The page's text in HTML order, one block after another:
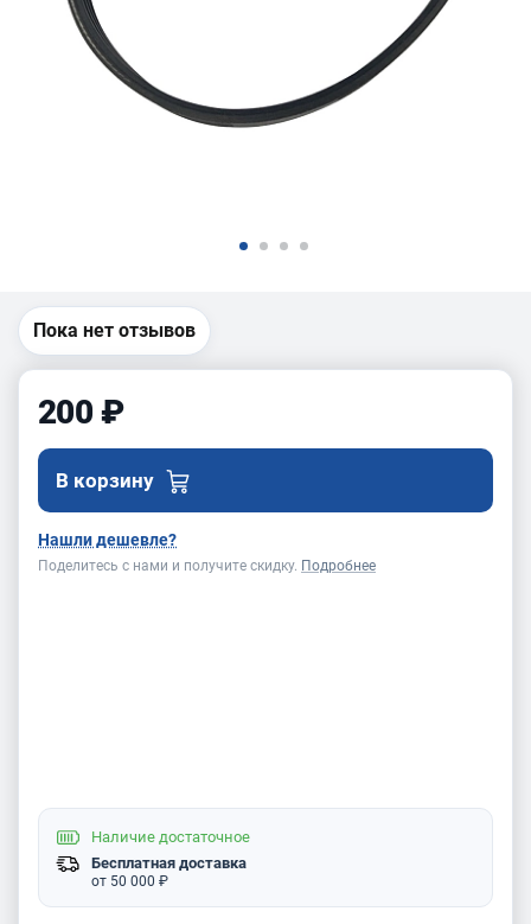
Пока нет отзывов
200 ₽
В корзину
Нашли дешевле?
Поделитесь с нами и получите скидку. Подробнее
Наличие достаточное
Бесплатная доставка
от 50 000 ₽